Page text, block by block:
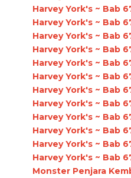
Harvey York's ~ Bab
Harvey York's ~ Bab
Harvey York's ~ Bab
Harvey York's ~ Bab
Harvey York's ~ Bab
Harvey York's ~ Bab
Harvey York's ~ Bab
Harvey York's ~ Bab
Harvey York's ~ Bab
Harvey York's ~ Bab
Harvey York's ~ Bab
Harvey York's ~ Bab
Monster Penjara